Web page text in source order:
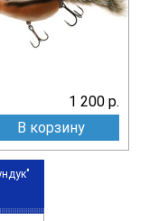
1 200 р.
В корзину